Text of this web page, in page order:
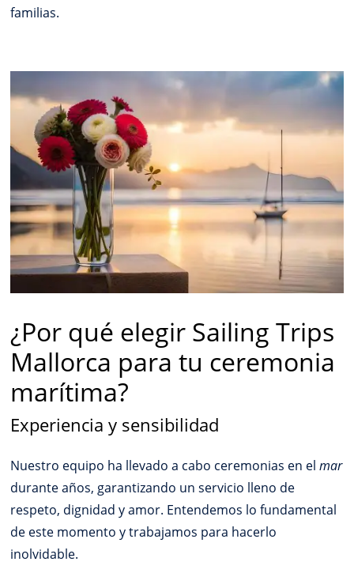
familias.
¿Por qué elegir Sailing Trips
Mallorca para tu ceremonia
marítima?
Experiencia y sensibilidad
Nuestro equipo ha llevado a cabo ceremonias en elmar
durante años, garantizando un servicio lleno de
respeto, dignidad y amor. Entendemos lo fundamental
de este momento y trabajamos para hacerlo
inolvidable.